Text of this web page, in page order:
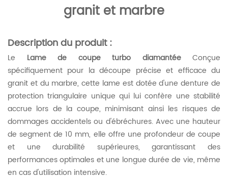
granit et marbre
Description du produit :
Le Lame de coupe turbo diamantéeConçue
spécifiquement pour la découpe précise et efficace du
granit et du marbre, cette lame est dotée d'une denture de
protection triangulaire unique qui lui confère une stabilité
accrue lors de la coupe, minimisant ainsi les risques de
dommages accidentels ou d'ébréchures. Avec une hauteur
de segment de 10 mm, elle offre une profondeur de coupe
et une durabilité supérieures, garantissant des
performances optimales et une longue durée de vie, même
en cas d'utilisation intensive.